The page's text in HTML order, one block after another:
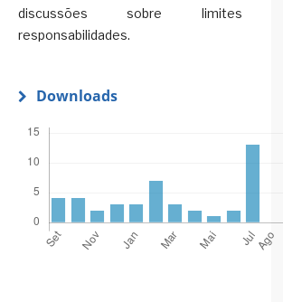
discussões sobre limites e
responsabilidades.
Downloads